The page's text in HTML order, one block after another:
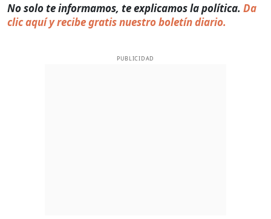
No solo te informamos, te explicamos la política. Da
clic aquí y recibe gratis nuestro boletín diario.
PUBLICIDAD